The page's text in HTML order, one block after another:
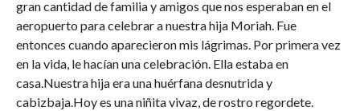
gran cantidad de familia y amigos que nos esperaban en el
aeropuerto para celebrar a nuestra hija Moriah. Fue
entonces cuando aparecieron mis lágrimas. Por primera vez
en la vida, le hacían una celebración. Ella estaba en
casa.Nuestra hija era una huérfana desnutrida y
cabizbaja.Hoy es una niñita vivaz, de rostro regordete.